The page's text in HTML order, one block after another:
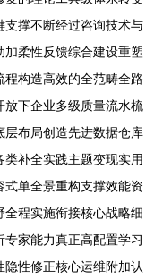
撑不断经过咨询技术与
柔性反馈综合建设重塑
构造高效的全范畴全路
下企业多级质量流水梳
布局创造先进数据仓库
补全实践主题变现实用
单全景重构支撑效能资
程实施衔接核心战略细
家能力真正高配置学习
性修正核心运维附加认